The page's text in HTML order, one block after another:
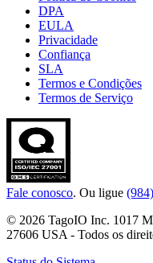
DPA
EULA
Privacidade
Confiança
SLA
Termos e Condições
Termos de Serviço
Fale conosco. Ou ligue
© 2026 TagoIO Inc. 1017
27606 USA - Todos os